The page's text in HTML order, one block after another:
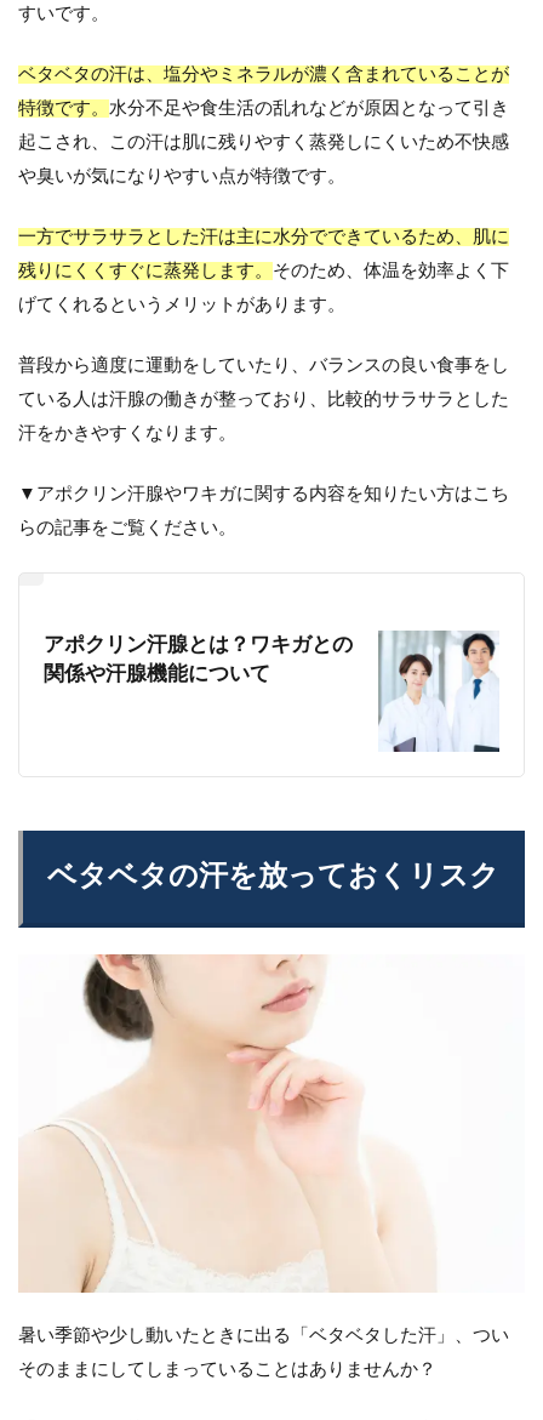
すいです。
ベタベタの汗は、塩分やミネラルが濃く含まれていることが
特徴です。 水分不足や食生活の乱れなどが原因となって引き
起こされ、この汗は肌に残りやすく蒸発しにくいため不快感
や臭いが気になりやすい点が特徴です。
一方でサラサラとした汗は主に水分でできているため、肌に
残りにくくすぐに蒸発します。 そのため、体温を効率よく下
げてくれるというメリットがあります。
普段から適度に運動をしていたり、バランスの良い食事をし
ている人は汗腺の働きが整っており、比較的サラサラとした
汗をかきやすくなります。
▼ アポクリン汗腺やワキガに関する内容 を知りたい方はこち
らの記事をご覧ください。
アポクリン汗腺とは？ワキガとの
関係や汗腺機能について
ベタベタの汗を放っておくリスク
暑い季節や少し動いたときに出る「ベタベタした汗」、つい
そのままにしてしまっていることはありませんか？